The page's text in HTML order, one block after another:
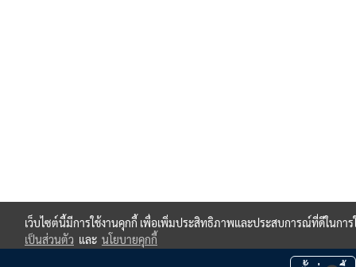
เว็บไซต์นี้มีการใช้งานคุกกี้ เพื่อเพิ่มประสิทธิภาพและประสบการณ์ที่ดีในกา
เป็นส่วนตัว และ นโยบายคุกกี้